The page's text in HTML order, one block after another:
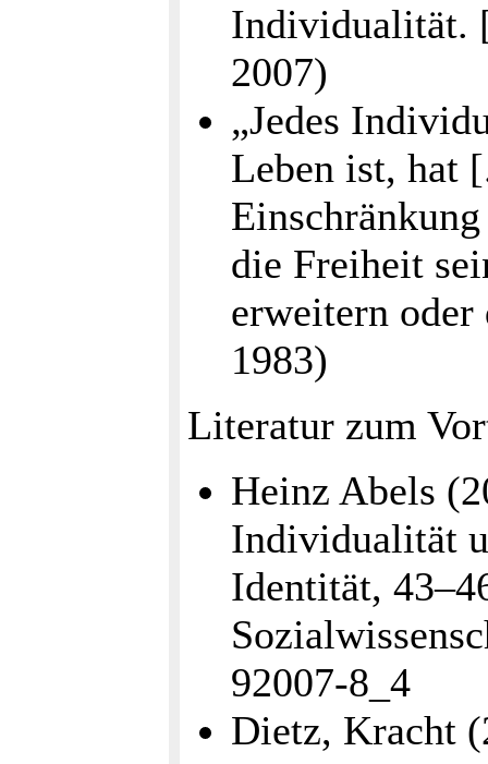
Individualität.
2007)
„Jedes
Leben ist, hat
die Freiheit
erweitern
1983)
Literatur zum
Heinz Abels
Individualität
Identität,
92007-8_4
Dietz, Kracht